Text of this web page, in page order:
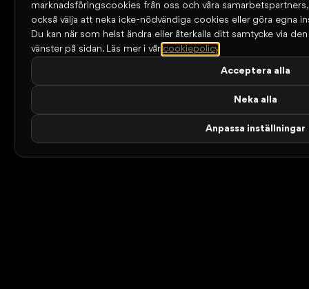
marknadsföringscookies från oss och våra
också välja att neka icke-nödvändiga cookies eller göra egna
Du kan när som helst ändra eller återkalla ditt samtycke via
vänster på sidan. Läs mer i vår cookiepolicy
Acceptera alla
Neka alla
Anpassa inställningar